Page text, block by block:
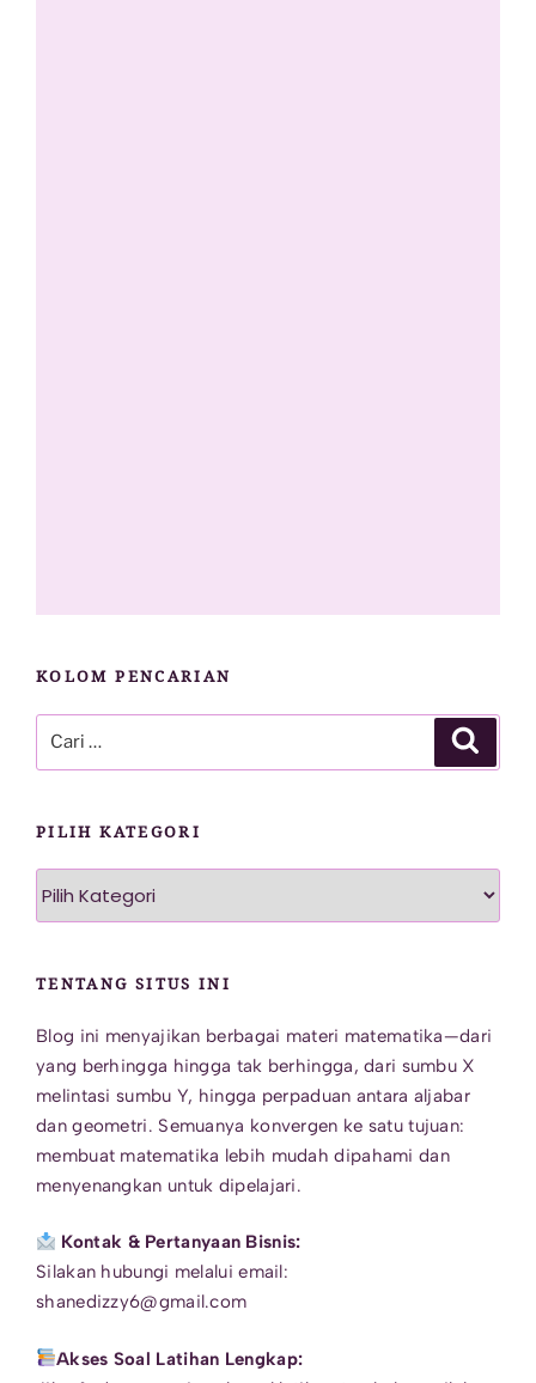
KOLOM PENCARIAN
PILIH KATEGORI
TENTANG SITUS INI
Blog ini menyajikan berbagai materi matematika—dari
yang berhingga hingga tak berhingga, dari sumbu X
melintasi sumbu Y, hingga perpaduan antara aljabar
dan geometri. Semuanya konvergen ke satu tujuan:
membuat matematika lebih mudah dipahami dan
menyenangkan untuk dipelajari.
Kontak & Pertanyaan Bisnis:
Silakan hubungi melalui email:
shanedizzy6@gmail.com
Akses Soal Latihan Lengkap: